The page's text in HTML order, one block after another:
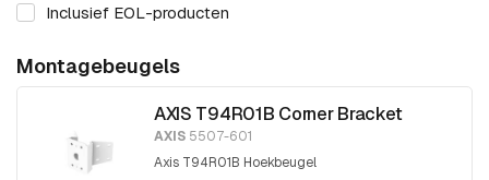
Inclusief EOL-producten
Montagebeugels
AXIS T94R01B Corner Bracket
AXIS5507-601
Axis T94R01B Hoekbeugel